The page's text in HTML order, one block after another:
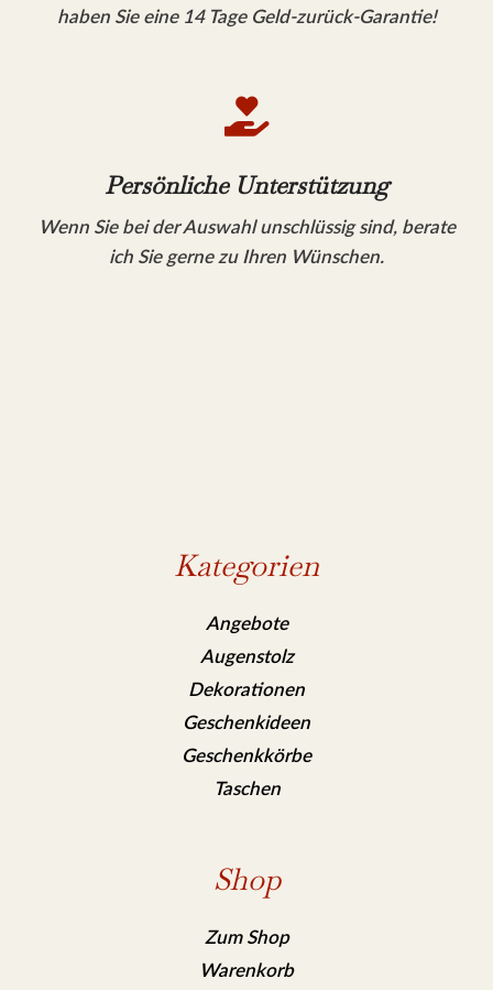
haben Sie eine 14 Tage Geld-zurück-Garantie!

Persönliche Unterstützung
Wenn Sie bei der Auswahl unschlüssig sind, berate
ich Sie gerne zu Ihren Wünschen.
Kategorien
Angebote
Augenstolz
Dekorationen
Geschenkideen
Geschenkkörbe
Taschen
Shop
Zum Shop
Warenkorb